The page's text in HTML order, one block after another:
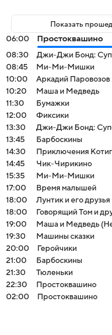
Показать
06:00
Простоквашино
08:30
Джи-Джи Бонд:
08:45
Ми-Ми-Мишки
10:00
Аркадий Паровозов
10:20
Маша и Медведь
11:30
Бумажки
12:00
Фиксики
13:30
Джи-Джи Бонд:
13:45
Барбоскины
14:30
Приключения
14:45
Чик-Чирикино
15:35
Ми-Ми-Мишки
17:00
Время малышей
18:00
Лунтик и его друзья
18:00
Говорящий Том и
19:00
Маша и Медведь
19:30
Машины сказки
20:00
Геройчики
21:00
Барбоскины
21:30
Тюленьки
22:30
Простоквашино
02:00
Простоквашино